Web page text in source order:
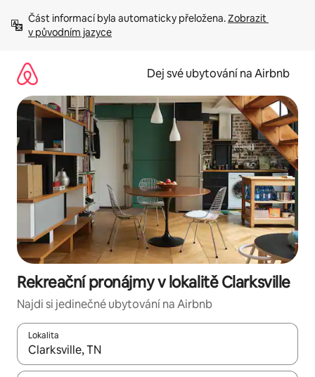
obsah
Část informací byla automaticky přeložena. Zobrazit
v původním jazyce
Dej své ubytování na Airbnb
Rekreační pronájmy v lokalitě Clarksville
Najdi si jedinečné ubytování na Airbnb
Lokalita
Až budou výsledky k dispozici, můžeš si je procházet pomocí